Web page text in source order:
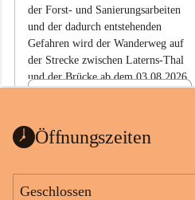
der Forst- und Sanierungsarbeiten
und der dadurch entstehenden
Gefahren wird der Wanderweg auf
der Strecke zwischen Laterns-Thal
und der Brücke ab dem 03.08.2026
ht
1 Seite•0,1 MB
Öffnungszeiten
Geschlossen